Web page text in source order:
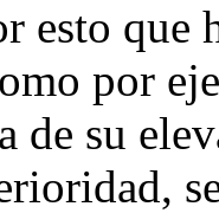
esto que
por
de su